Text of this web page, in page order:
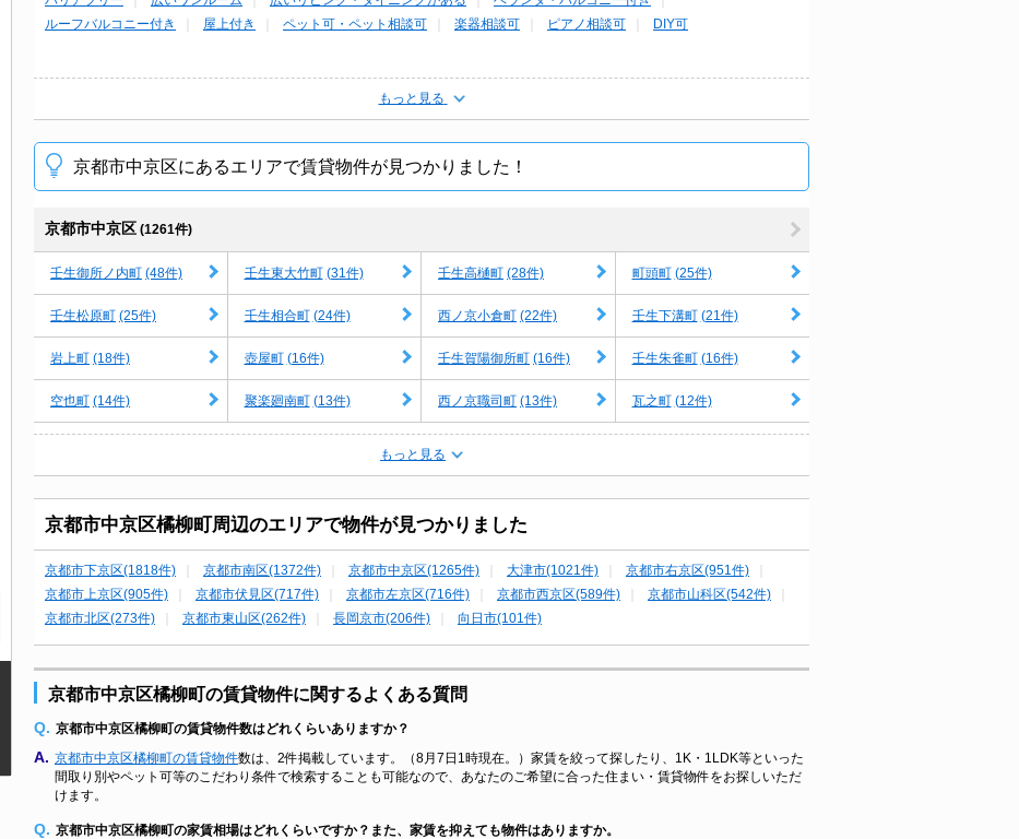
ルーフバルコニー付き
屋上付き ペット可・ペット相談可 楽器相談可 ピアノ相談可 DIY可
もっと見る
京都市中京区にあるエリアで賃貸物件が見つかりました！
京都市中京区 (1261件)
壬生御所ノ内町 (48件) 壬生東大竹町 (31件) 壬生高樋町 (28件) 町頭町 (25件)
壬生松原町 (25件) 壬生相合町 (24件) 西ノ京小倉町 (22件) 壬生下溝町 (21件)
岩上町 (18件) 壺屋町 (16件) 壬生賀陽御所町 (16件) 壬生朱雀町 (16件)
空也町 (14件) 聚楽廻南町 (13件) 西ノ京職司町 (13件) 瓦之町 (12件)
もっと見る
京都市中京区橘柳町周辺のエリアで物件が見つかりました
京都市下京区(1818件) 京都市南区(1372件) 京都市中京区(1265件) 大津市(1021件)
京都市右京区(951件)
京都市上京区(905件)
京都市伏見区(717件) 京都市左京区(716件) 京都市西京区(589件)
京都市山科区(542件)
京都市北区(273件)
京都市東山区(262件) 長岡京市(206件) 向日市(101件)
京都市中京区橘柳町の賃貸物件に関するよくある質問
Q. 京都市中京区橘柳町の賃貸物件数はどれくらいありますか？
A. 京都市中京区橘柳町の賃貸物件数は、2件掲載しています。（8月7日1時現在。）家賃を絞って探したり、1K・1LDK等といった
間取り別やペット可等のこだわり条件で検索することも可能なので、あなたのご希望に合った住まい・賃貸物件をお探しいただ
けます。
Q. 京都市中京区橘柳町の家賃相場はどれくらいですか？また、家賃を抑えても物件はありますか。